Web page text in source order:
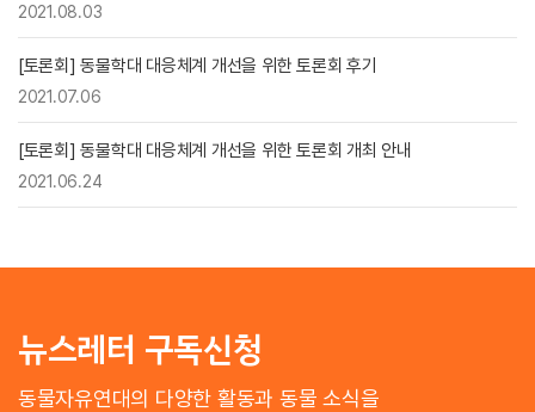
2021.08.03
[토론회] 동물학대 대응체계 개선을 위한 토론회 후기
2021.07.06
[토론회] 동물학대 대응체계 개선을 위한 토론회 개최 안내
2021.06.24
뉴스레터 구독신청
동물자유연대의 다양한 활동과 동물 소식을